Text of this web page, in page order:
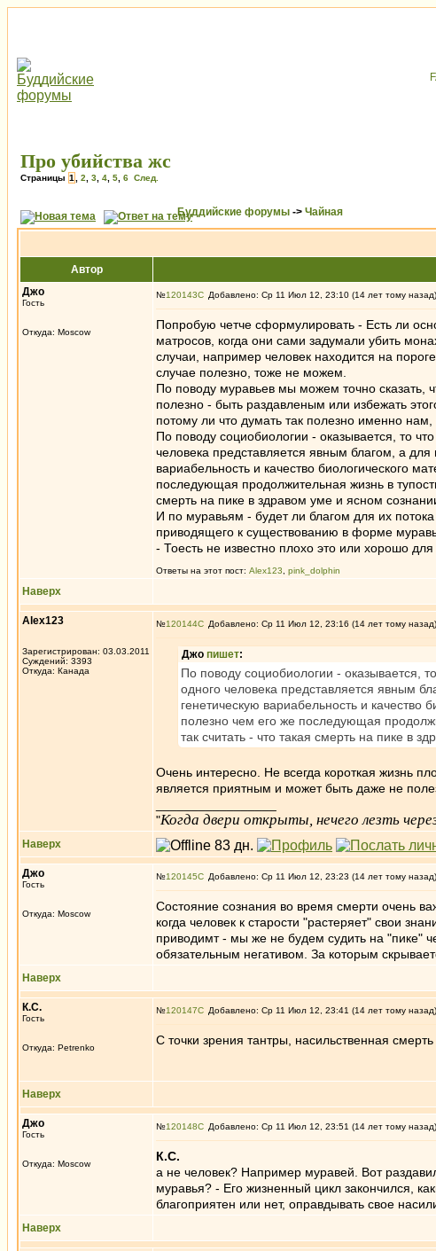
Про убийства жс
Страницы 1 2 3 4 5 6 След.
Буддийские форумы -> Чайная
Автор
Джо
Гость
Откуда: Moscow
№120143 Добавлено: Ср 11 Июл 12, 23:10 (14 лет тому назад)
Попробую четче сформулировать - Есть ли
матросов, когда они сами задумали убить
случаи, например человек находится на
случае полезно, тоже не можем.
По поводу муравьев мы можем точно сказать,
полезно - быть раздавленым или избежать
потому ли что думать так полезно именно
По поводу социобиологии - оказывается, то
человека представляется явным благом, а
вариабельность и качество биологического
последующая продолжительная жизнь в
смерть на пике в здравом уме и ясном
И по муравьям - будет ли благом для их
приводящего к существованию в форме
- Тоесть не известно плохо это или хорошо
Ответы на этот пост: Alex123 pink_dolphin
Наверх
Alex123
Зарегистрирован: 03.03.2011
Суждений: 3393
Откуда: Канада
№120144 Добавлено: Ср 11 Июл 12, 23:16 (14 лет тому назад)
Джо пишет:
По поводу социобиологии - оказывается,
одного человека представляется явным
генетическую вариабельность и качество
полезно чем его же последующая
так считать - что такая смерть на пике в
Очень интересно. Не всегда короткая жизнь
является приятным и может быть даже не
"Когда двери открыты, нечего лезть
Наверх
Джо
Гость
Откуда: Moscow
№120145 Добавлено: Ср 11 Июл 12, 23:23 (14 лет тому назад)
Состояние сознания во время смерти очень
когда человек к старости "растеряет" свои
приводимт - мы же не будем судить на "пике"
обязательным негативом. За которым
Наверх
К.С.
Гость
Откуда: Petrenko
№120147 Добавлено: Ср 11 Июл 12, 23:41 (14 лет тому назад)
С точки зрения тантры, насильственная
Наверх
Джо
Гость
Откуда: Moscow
№120148 Добавлено: Ср 11 Июл 12, 23:51 (14 лет тому назад)
К.С.
а не человек? Например муравей. Вот
муравья? - Его жизненный цикл закончился,
благоприятен или нет, оправдывать свое
Наверх